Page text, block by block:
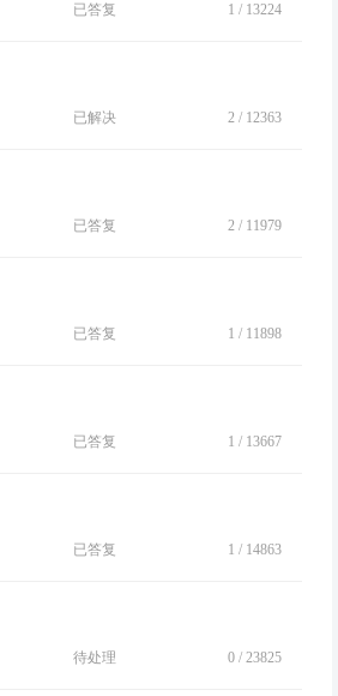
已答复 1 / 13224
已解决 2 / 12363
已答复 2 / 11979
已答复 1 / 11898
已答复 1 / 13667
已答复 1 / 14863
待处理 0 / 23825